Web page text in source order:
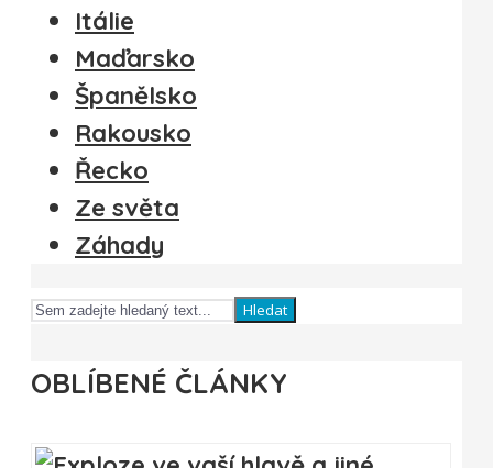
Itálie
Maďarsko
Španělsko
Rakousko
Řecko
Ze světa
Záhady
Hledat
OBLÍBENÉ ČLÁNKY